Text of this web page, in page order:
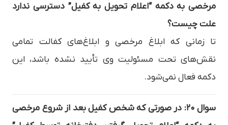
مرخصی به دکمه “اعلام تحویل به کفیل” دسترسی ندارد
علت چیست؟
تا زمانی که ابلاغ مرخصی و ابلاغ‌های کفالت تمامی
نقش‌های تحت مسئولیت وی تأیید نشده باشد، این
دکمه فعال نمی‌شود.
سوال ۲۰: در صورتی که شخص کفیل بعد از شروع مرخصی